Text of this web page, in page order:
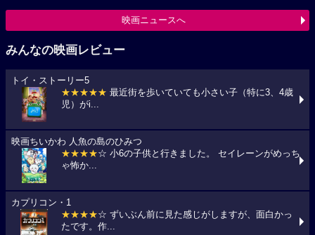
映画ニュースへ
みんなの映画レビュー
トイ・ストーリー5
★★★★★ 最近街を歩いていても小さい子（特に3、4歳
児）がi...
映画ちいかわ 人魚の島のひみつ
★★★★☆ 小6の子供と行きました。 セイレーンがめっち
ゃ怖か...
カプリコン・1
★★★★☆ ずいぶん前に見た感じがしますが、面白かっ
たです。作...